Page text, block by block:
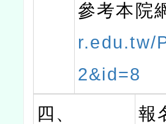
參考本院
r.edu.tw/
2&id=8
四、
報